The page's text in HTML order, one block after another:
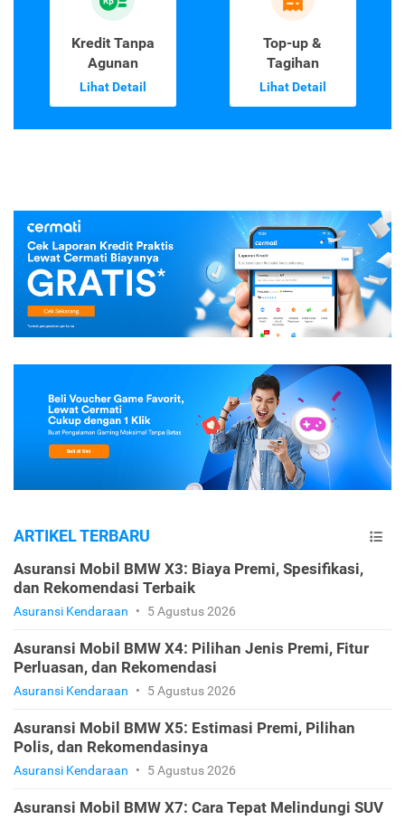
Kredit Tanpa
Agunan
Lihat Detail
Top-up &
Tagihan
Lihat Detail
ARTIKEL TERBARU
Asuransi Mobil BMW X3: Biaya Premi, Spesifikasi,
dan Rekomendasi Terbaik
Asuransi Kendaraan • 5 Agustus 2026
Asuransi Mobil BMW X4: Pilihan Jenis Premi, Fitur
Perluasan, dan Rekomendasi
Asuransi Kendaraan • 5 Agustus 2026
Asuransi Mobil BMW X5: Estimasi Premi, Pilihan
Polis, dan Rekomendasinya
Asuransi Kendaraan • 5 Agustus 2026
Asuransi Mobil BMW X7: Cara Tepat Melindungi SUV